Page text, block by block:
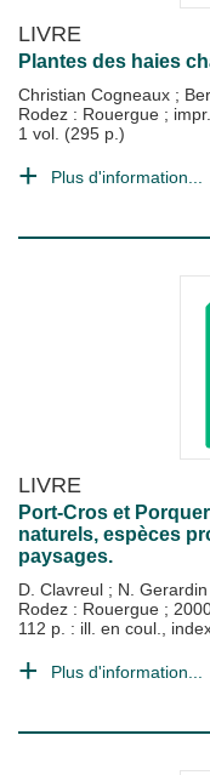
LIVRE
Plantes des haies
Christian Cogneaux ;
Rodez : Rouergue ;
1 vol. (295 p.)
Plus d'information...
LIVRE
Port-Cros et
naturels, espèces
paysages.
D. Clavreul ; N. Gerardin
Rodez : Rouergue ;
112 p. : ill. en coul.,
Plus d'information...